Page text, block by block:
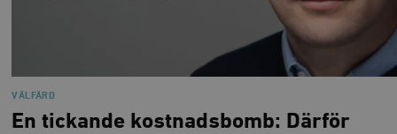
VÄLFÄRD
En tickande kostnadsbomb: Därför
woocommerce_items_in_cart
Automattic